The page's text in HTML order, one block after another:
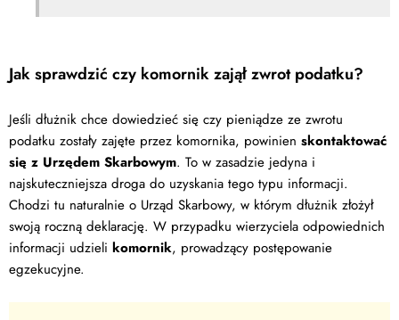
Jak sprawdzić czy komornik zajął zwrot podatku?
Jeśli dłużnik chce dowiedzieć się czy pieniądze ze zwrotu
podatku zostały zajęte przez komornika, powinien skontaktować
się z Urzędem Skarbowym. To w zasadzie jedyna i
najskuteczniejsza droga do uzyskania tego typu informacji.
Chodzi tu naturalnie o Urząd Skarbowy, w którym dłużnik złożył
swoją roczną deklarację. W przypadku wierzyciela odpowiednich
informacji udzieli komornik, prowadzący postępowanie
egzekucyjne.